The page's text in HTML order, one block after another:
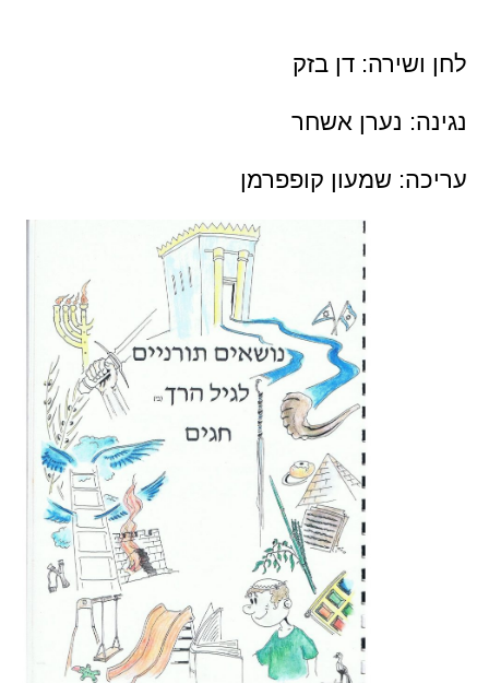
לחן ושירה: דן בזק
נגינה: נערן אשחר
עריכה: שמעון קופפרמן